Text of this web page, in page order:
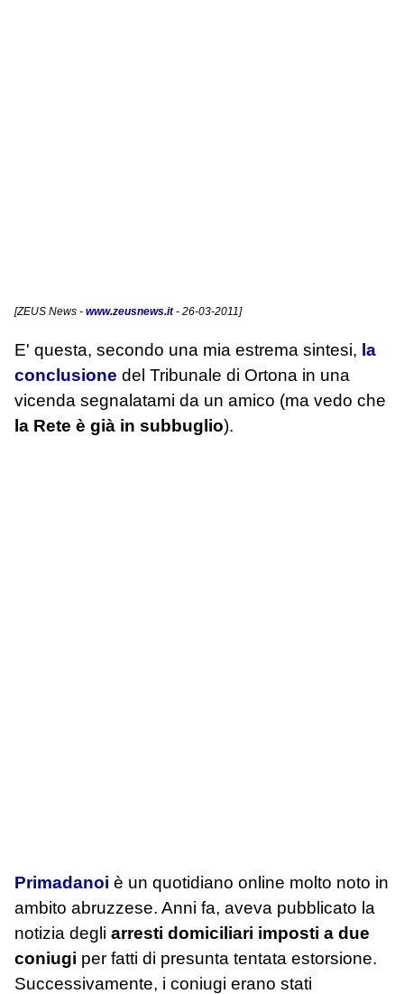
[ZEUS News - www.zeusnews.it- 26-03-2011]
E' questa, secondo una mia estrema sintesi, la
conclusione del Tribunale di Ortona in una
vicenda segnalatami da un amico (ma vedo che
la Rete è già in subbuglio).
Primadanoi è un quotidiano online molto noto in
ambito abruzzese. Anni fa, aveva pubblicato la
notizia degli arresti domiciliari imposti a due
coniugi per fatti di presunta tentata estorsione.
Successivamente, i coniugi erano stati